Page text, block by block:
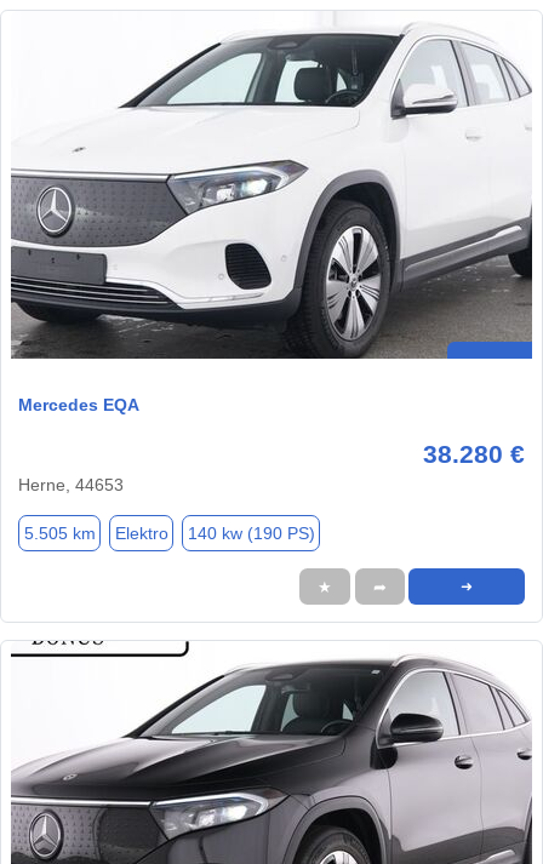
Mercedes EQA
38.280 €
Herne, 44653
5.505 km Elektro 140 kw (190 PS)
★ ➦ ➜